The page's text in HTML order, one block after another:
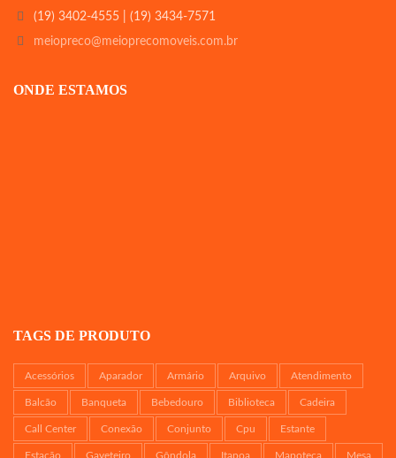
(19) 3402-4555 | (19) 3434-7571
meiopreco@meioprecomoveis.com.br
ONDE ESTAMOS
TAGS DE PRODUTO
Acessórios Aparador Armário Arquivo Atendimento
Balcão Banqueta Bebedouro Biblioteca Cadeira
Call Center Conexão Conjunto Cpu Estante
Estação Gaveteiro Gôndola Itapoa Mapoteca Mesa